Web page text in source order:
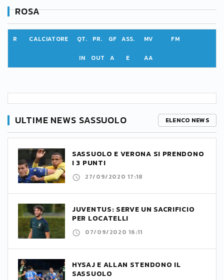
ROSA
R CALCIATORE QT. PR. GF ASS. MV FM
IN OUT A E AA
ULTIME NEWS SASSUOLO ELENCO NEWS
SASSUOLO E VERONA SI PRENDONO
I 3 PUNTI
27/09/2020 17:18
JUVENTUS: SERVE UN SACRIFICIO
PER LOCATELLI
07/09/2020 16:11
HYSAJ E ALLAN STENDONO IL
SASSUOLO